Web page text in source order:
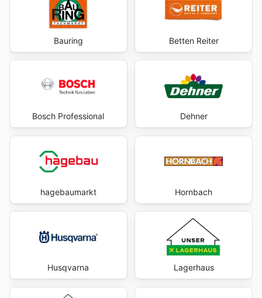
Bauring Betten Reiter
Bosch Professional Dehner
hagebaumarkt Hornbach
Husqvarna Lagerhaus